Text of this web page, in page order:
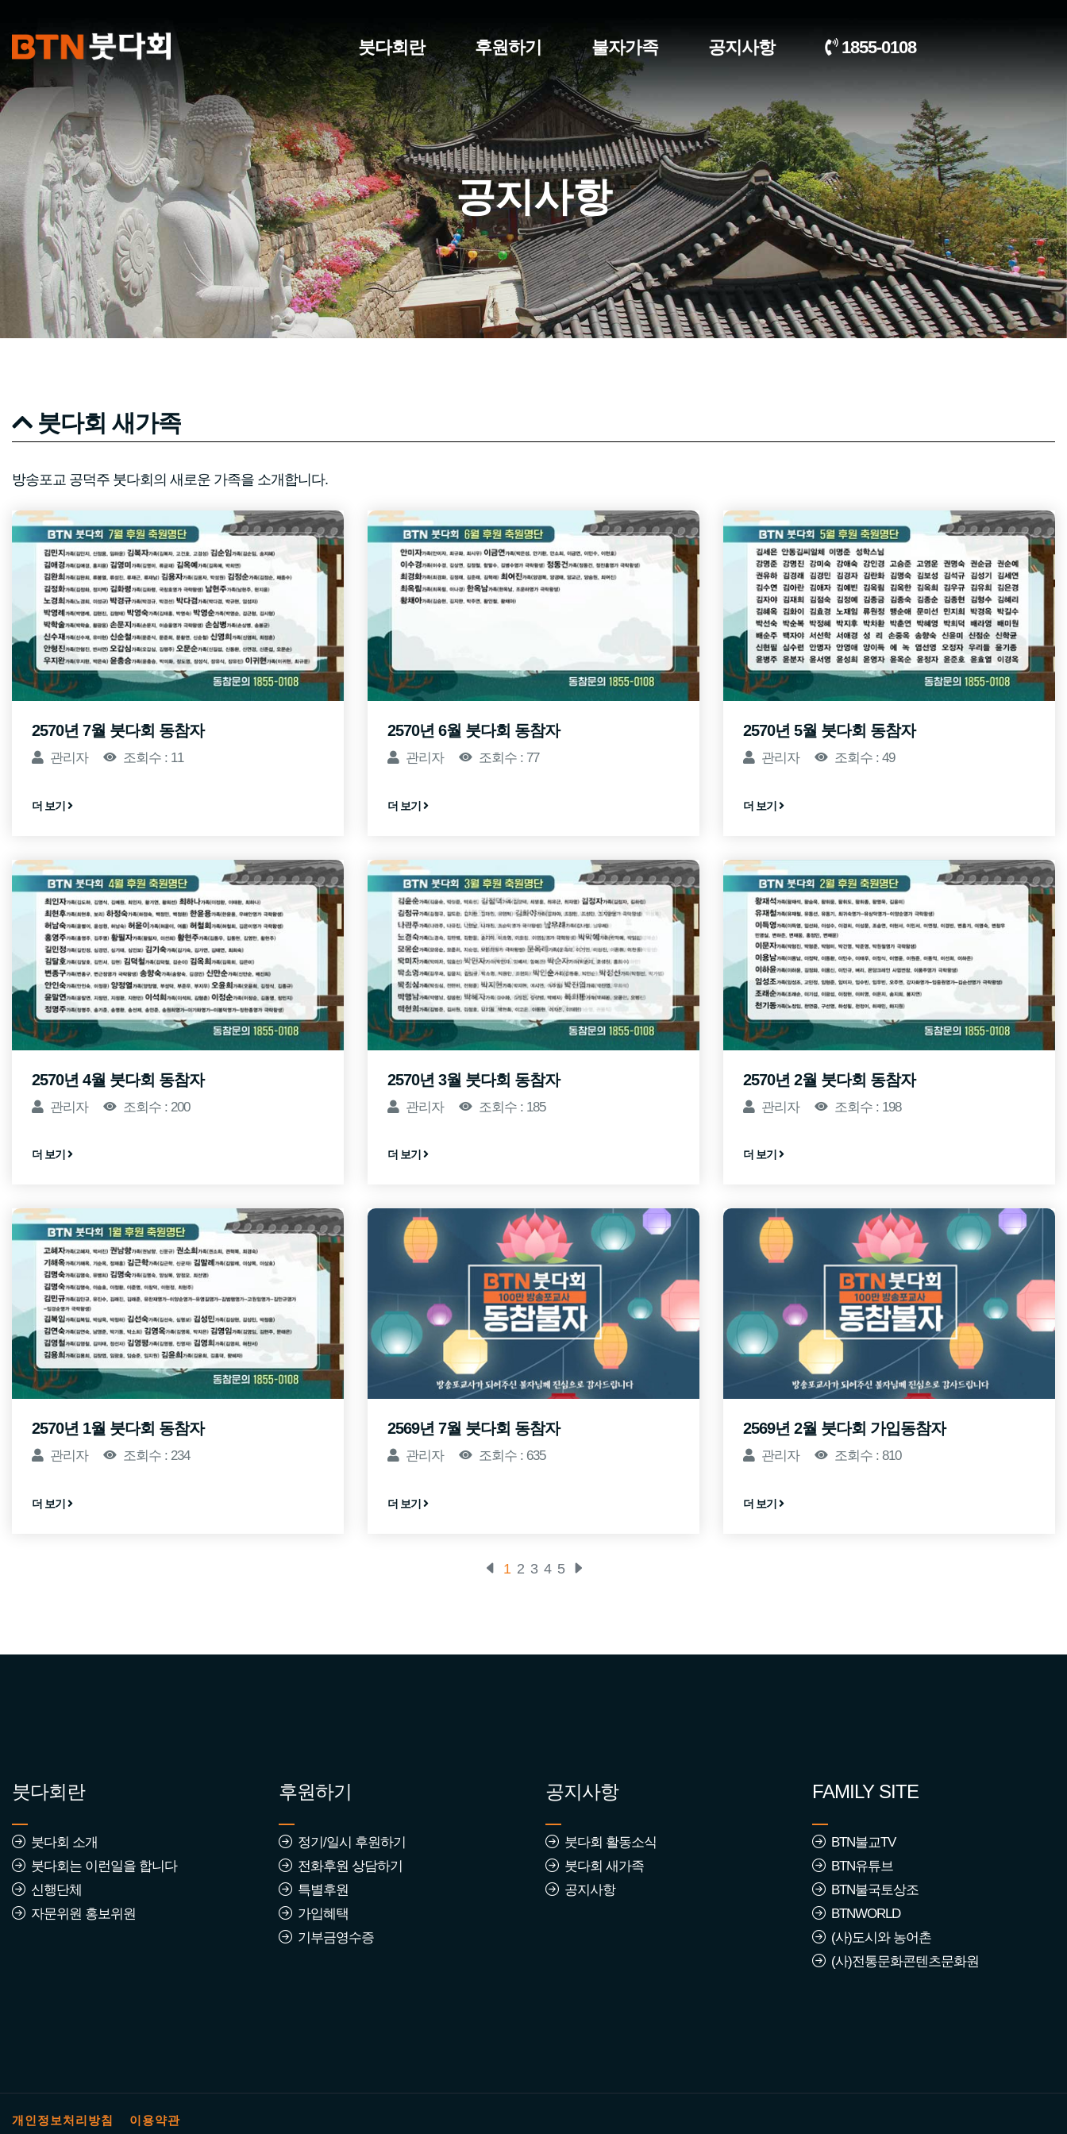
붓다회란 후원하기 불자가족 공지사항 1855-0108
공지사항
붓다회 새가족
방송포교 공덕주 붓다회의 새로운 가족을 소개합니다.
2570년 7월 붓다회 동참자
관리자 조회수 : 11
더 보기
2570년 6월 붓다회 동참자
관리자 조회수 : 77
더 보기
2570년 5월 붓다회 동참자
관리자 조회수 : 49
더 보기
2570년 4월 붓다회 동참자
관리자 조회수 : 200
더 보기
2570년 3월 붓다회 동참자
관리자 조회수 : 185
더 보기
2570년 2월 붓다회 동참자
관리자 조회수 : 198
더 보기
2570년 1월 붓다회 동참자
관리자 조회수 : 234
더 보기
2569년 7월 붓다회 동참자
관리자 조회수 : 635
더 보기
2569년 2월 붓다회 가입동참자
관리자 조회수 : 810
더 보기
1 2 3 4 5
붓다회란
붓다회 소개
붓다회는 이런일을 합니다
신행단체
자문위원 홍보위원
후원하기
정기/일시 후원하기
전화후원 상담하기
특별후원
가입혜택
기부금영수증
공지사항
붓다회 활동소식
붓다회 새가족
공지사항
FAMILY SITE
BTN불교TV
BTN유튜브
BTN불국토상조
BTNWORLD
(사)도시와 농어촌
(사)전통문화콘텐츠문화원
개인정보처리방침 이용약관